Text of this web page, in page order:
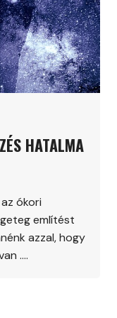
HATALMA
ókori
említést
azzal, hogy
….